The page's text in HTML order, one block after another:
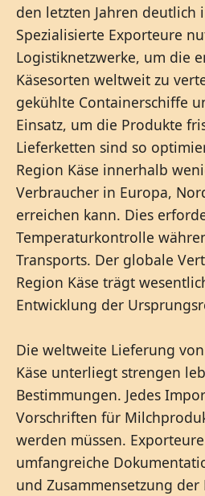
den letzten Jahren
Spezialisierte Exporteure
Logistiknetzwerke, um die
Käsesorten weltweit zu
gekühlte Containerschiffe
Einsatz, um die Produkte
Lieferketten sind so
Region Käse innerhalb
Verbraucher in Europa,
erreichen kann. Dies
Temperaturkontrolle
Transports. Der globale
Region Käse trägt
Entwicklung der
Die weltweite Lieferung
Käse unterliegt strengen
Bestimmungen. Jedes
Vorschriften für
werden müssen.
umfangreiche
und Zusammensetzung der